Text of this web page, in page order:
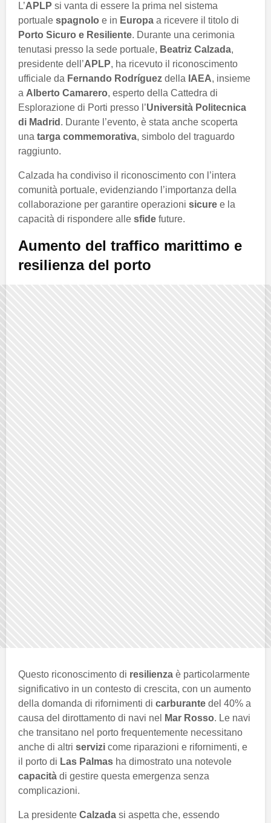
L’APLP si vanta di essere la prima nel sistema
portuale spagnolo e in Europa a ricevere il titolo di
Porto Sicuro e Resiliente. Durante una cerimonia
tenutasi presso la sede portuale, Beatriz Calzada,
presidente dell’APLP, ha ricevuto il riconoscimento
ufficiale da Fernando Rodríguez della IAEA, insieme
a Alberto Camarero, esperto della Cattedra di
Esplorazione di Porti presso l’Università Politecnica
di Madrid . Durante l’evento, è stata anche scoperta
una targa commemorativa, simbolo del traguardo
raggiunto.
Calzada ha condiviso il riconoscimento con l’intera
comunità portuale, evidenziando l’importanza della
collaborazione per garantire operazioni sicure e la
capacità di rispondere alle sfide future.
Aumento del traffico marittimo e
resilienza del porto
Questo riconoscimento di resilienza è particolarmente
significativo in un contesto di crescita, con un aumento
della domanda di rifornimenti di carburante del 40% a
causa del dirottamento di navi nel
Mar Rosso. Le navi
che transitano nel porto frequentemente necessitano
anche di altri servizi come riparazioni e rifornimenti, e
il porto di Las Palmas ha dimostrato una notevole
capacità di gestire questa emergenza senza
complicazioni.
La presidente Calzada si aspetta che, essendo